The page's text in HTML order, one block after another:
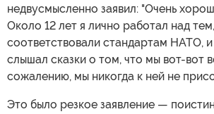
недвусмысленно заявил: "Очень
Около 12 лет я лично работал над
соответствовали стандартам НАТО,
слышал сказки о том, что мы вот-вот
сожалению, мы никогда к ней не
Это было резкое заявление —